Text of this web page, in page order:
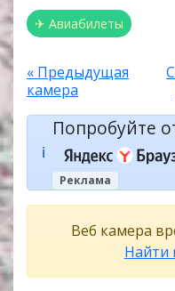
✈ Авиабилеты
« Предыдущая
камера
ℹ️
Попробуйте
Реклама
Веб камера
Найти